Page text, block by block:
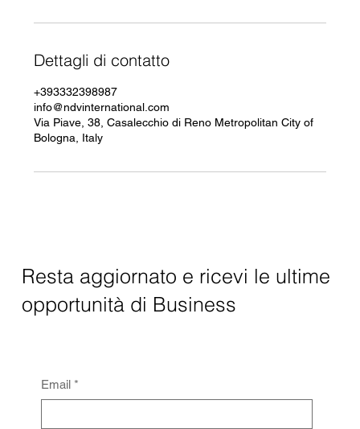
Dettagli di contatto
+393332398987
info@ndvinternational.com
Via Piave, 38, Casalecchio di Reno Metropolitan City of
Bologna, Italy
Resta aggiornato e ricevi le ultime
opportunità di Business
Email *